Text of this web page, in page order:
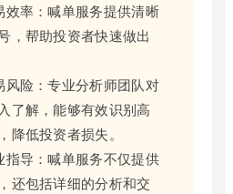
效率：喊单服务提供清晰
，帮助投资者快速做出
风险：专业分析师团队对
了解，能够有效识别高
降低投资者损失。
指导：喊单服务不仅提供
还包括详细的分析和交